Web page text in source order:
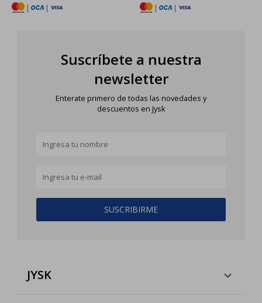
|
|
|
|
Suscríbete a nuestra
newsletter
Enterate primero de todas las novedades y
descuentos en Jysk
SUSCRIBIRME
JYSK